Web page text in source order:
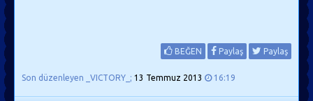
BEĞEN Paylaş Paylaş
Son düzenleyen _VICTORY_; 13 Temmuz 2013 16:19